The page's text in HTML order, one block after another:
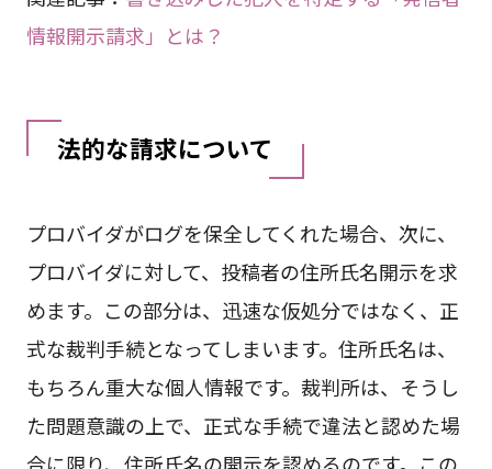
情報開示請求」とは？
法的な請求について
プロバイダがログを保全してくれた場合、次に、
プロバイダに対して、投稿者の住所氏名開示を求
めます。この部分は、迅速な仮処分ではなく、正
式な裁判手続となってしまいます。住所氏名は、
もちろん重大な個人情報です。裁判所は、そうし
た問題意識の上で、正式な手続で違法と認めた場